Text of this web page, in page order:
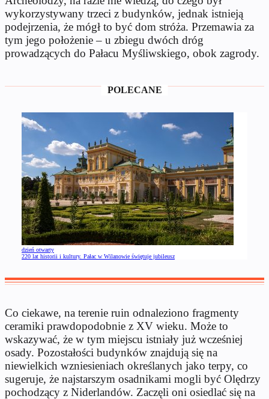
wykorzystywany trzeci z budynków, jednak istnieją
podejrzenia, że mógł to być dom stróża. Przemawia za
tym jego położenie – u zbiegu dwóch dróg
prowadzących do Pałacu Myśliwskiego, obok zagrody.
POLECANE
dzień otwarty
220 lat historii i kultury. Pałac w Wilanowie świętuje jubileusz
Co ciekawe, na terenie ruin odnaleziono fragmenty
ceramiki prawdopodobnie z XV wieku. Może to
wskazywać, że w tym miejscu istniały już wcześniej
osady. Pozostałości budynków znajdują się na
niewielkich wzniesieniach określanych jako terpy, co
sugeruje, że najstarszym osadnikami mogli być Olędrzy
pochodzący z Niderlandów. Zaczęli oni osiedlać się na